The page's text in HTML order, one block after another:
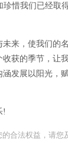
惜我们已经
来，使我们的
获的季节，让
发展以阳光，
!
合法权益，请您